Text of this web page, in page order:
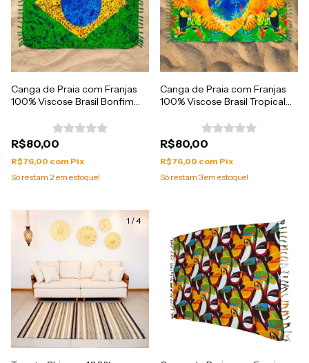
Canga de Praia com Franjas
100% Viscose Brasil Bonfim
R$80,00
R$76,00 com Pix
Só restam 2em estoque!
Canga de Praia com Franjas
100% Viscose Brasil Tropical
R$80,00
R$76,00 com Pix
Só restam 3em estoque!
1 /4